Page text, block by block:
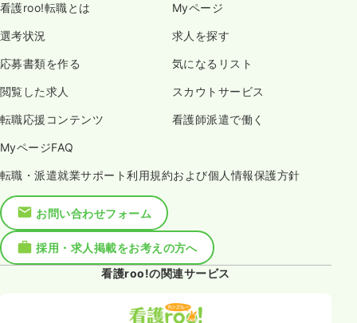
看護roo!転職とは Myページ
選考状況 求人を探す
応募書類を作る 気になるリスト
閲覧した求人 スカウトサービス
転職応援コンテンツ 看護師派遣で働く
MyページFAQ
転職・派遣就業サポート利用規約および個人情報保護方針
お問い合わせフォーム
採用・求人掲載をお考えの方へ
看護roo!の関連サービス